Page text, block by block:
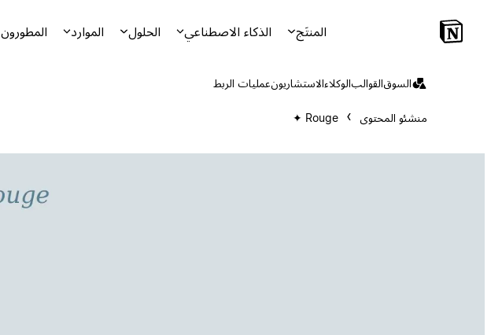
المنتَج الذكاء الاصطناعي الحلول الموارد المطورون
السوقالقوالبالوكلاءالاستشاريونعمليات الربط
منشئو المحتوى Rouge ✦